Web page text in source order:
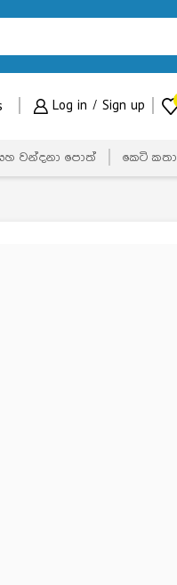
Log in / Sign up
වන්දනා පොත් කෙටි කතා